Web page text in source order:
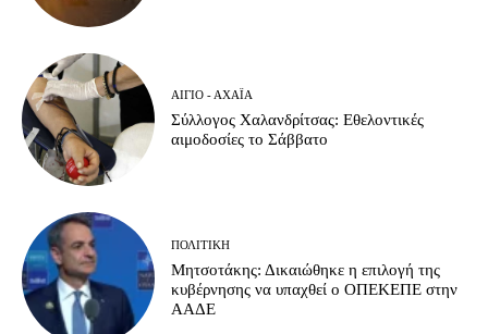
ΑΊΓΙΟ - ΑΧΑΪ́Α
Σύλλογος Χαλανδρίτσας: Εθελοντικές
αιμοδοσίες το Σάββατο
ΠΟΛΙΤΙΚΉ
Μητσοτάκης: Δικαιώθηκε η επιλογή της
κυβέρνησης να υπαχθεί ο ΟΠΕΚΕΠΕ στην
ΑΑΔΕ